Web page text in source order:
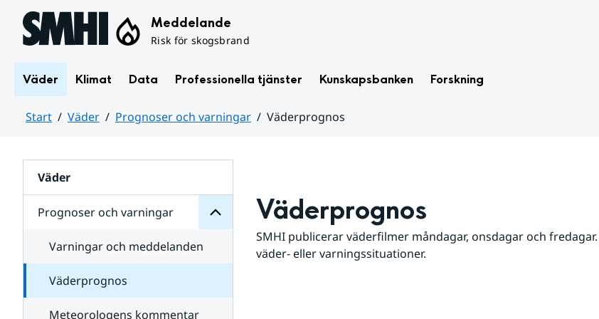
Hoppa till sidans innehåll Meddelande
Risk för skogsbrand
Väder Klimat Data Professionella tjänster Kunskapsbanken Forskning
Start Väder Prognoser och varningar
Väderprognos
Väder
Prognoser och varningar
för
varningar
Varningar och meddelanden
Väderprognos
Meteorologens kommentar
Väderprognos
SMHI publicerar väderfilmer måndagar, onsdagar och
väder- eller varningssituationer.